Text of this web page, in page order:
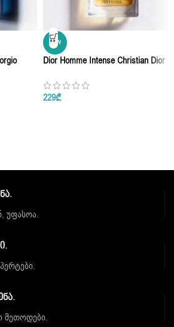
NEW
Dior Homme Intense Christian Dior
229₾
უფასოა.